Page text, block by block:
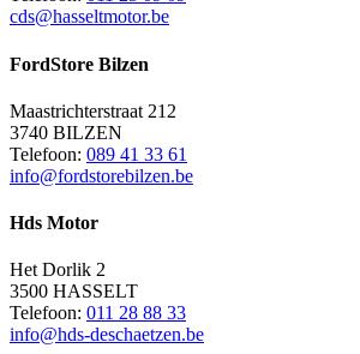
cds@hasseltmotor.be
FordStore Bilzen
Maastrichterstraat 212
3740 BILZEN
Telefoon: 089 41 33 61
info@fordstorebilzen.be
Hds Motor
Het Dorlik 2
3500 HASSELT
Telefoon: 011 28 88 33
info@hds-deschaetzen.be